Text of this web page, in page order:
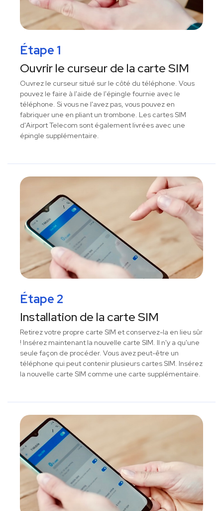
Étape 1
Ouvrir le curseur de la carte SIM
Ouvrez le curseur situé sur le côté du téléphone. Vous
pouvez le faire à l'aide de l'épingle fournie avec le
téléphone. Si vous ne l'avez pas, vous pouvez en
fabriquer une en pliant un trombone. Les cartes SIM
d'Airport Telecom sont également livrées avec une
épingle supplémentaire.
Étape 2
Installation de la carte SIM
Retirez votre propre carte SIM et conservez-la en lieu sûr
! Insérez maintenant la nouvelle carte SIM. Il n'y a qu'une
seule façon de procéder. Vous avez peut-être un
téléphone qui peut contenir plusieurs cartes SIM. Insérez
la nouvelle carte SIM comme une carte supplémentaire.